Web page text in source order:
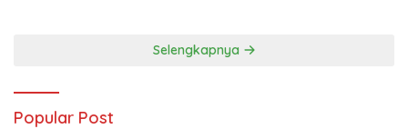
Selengkapnya
Popular Post